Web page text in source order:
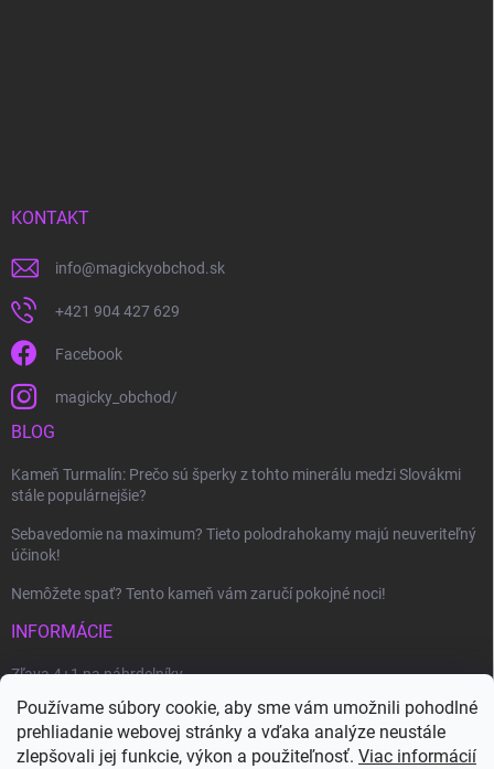
Používame súbory cookie, aby sme vám umožnili pohodlné
prehliadanie webovej stránky a vďaka analýze neustále
zlepšovali jej funkcie, výkon a použiteľnosť. Viac informácií
KONTAKT
info@magickyobchod.sk
+421 904 427 629
Facebook
magicky_obchod/
BLOG
Kameň Turmalín: Prečo sú šperky z tohto minerálu medzi Slovákmi
stále populárnejšie?
Sebavedomie na maximum? Tieto polodrahokamy majú neuveriteľný
účinok!
Nemôžete spať? Tento kameň vám zaručí pokojné noci!
INFORMÁCIE
Zľava 4+1 na náhrdelníky
Ako uplatniť zľavový kupón?
Veľkoobchod